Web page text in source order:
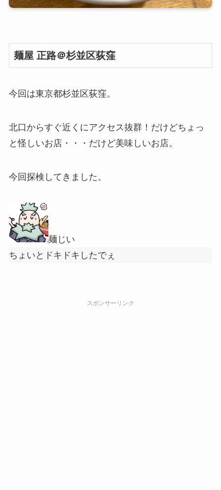
麺屋 正路＠杉並区荻窪
今回は東京都杉並区荻窪。
北口からすぐ近くにアクセス抜群！だけどちょっ
と怪しいお店・・・だけど美味しいお店。
今回探検してきました。
麺じい
ちょいとドキドキしたでぇ
スポンサーリンク